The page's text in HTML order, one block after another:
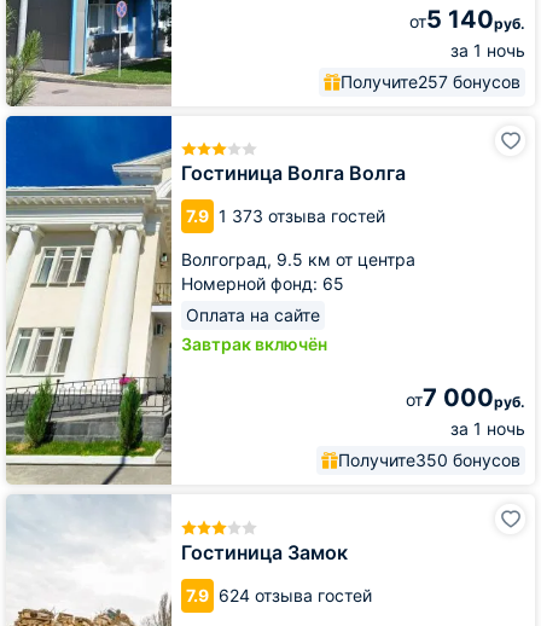
от5 140руб.
за 1 ночь
Получите257 бонусов
Гостиница Волга Волга
7.9 1 373 отзыва гостей
Волгоград, 9.5 км от центра
Номерной фонд: 65
Оплата на сайте
Завтрак включён
от7 000руб.
за 1 ночь
Получите350 бонусов
Гостиница
Гостиница Замок
7.9 624 отзыва гостей
Гостиница